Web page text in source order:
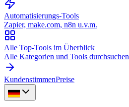
Automatisierungs-Tools
Zapier, make.com, n8n u.v.m.
Alle Top-Tools im Überblick
Alle Kategorien und Tools durchsuchen
KundenstimmenPreise